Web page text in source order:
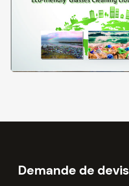
Demande de devis